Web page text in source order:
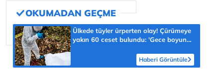
Ülkede tüyler ürperten olay! Çürümeye
yakın 60 ceset bulundu: 'Gece boyunca
Haberi Görüntüle